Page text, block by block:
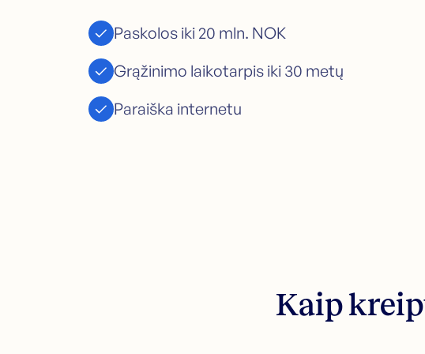
Paskolos iki 20 mln. NOK
Grąžinimo laikotarpis iki 30 metų
Paraiška internetu
Kaip